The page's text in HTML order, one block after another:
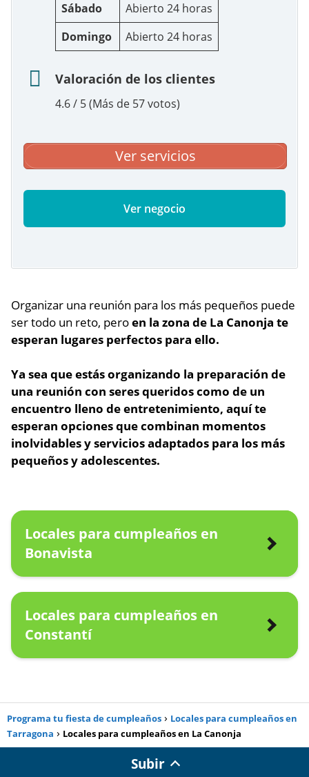
Sábado
Abierto 24 horas
Domingo
Abierto 24 horas
Valoración de los clientes
4.6 / 5 (Más de 57 votos)
Ver servicios
Ver negocio
Organizar una reunión para los más pequeños puede
ser todo un reto, peroen la zona de La Canonja te
esperan lugares perfectos para ello.
Ya sea que estás organizando la preparación de
una reunión con seres queridos como de un
encuentro lleno de entretenimiento, aquí te
esperan opciones que combinan momentos
inolvidablesy servicios adaptados para los más
pequeños y adolescentes.
Locales para cumpleaños en
Bonavista
Locales para cumpleaños en
Constantí
Programa tu fiesta de cumpleaños
Locales para cumpleaños en
Tarragona
Locales para cumpleaños en La Canonja
Subir